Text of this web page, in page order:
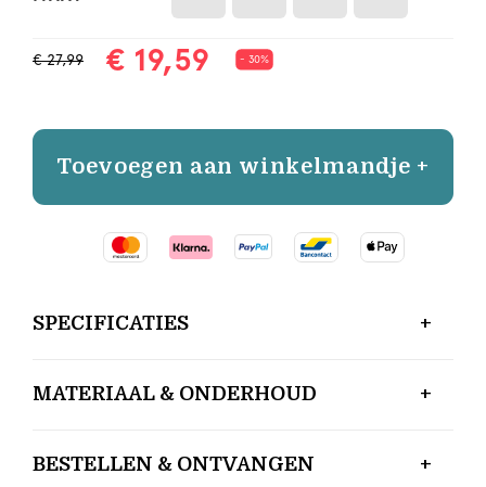
€ 27,99 € 19,59 - 30%
Toevoegen aan winkelmandje +
SPECIFICATIES
MATERIAAL & ONDERHOUD
BESTELLEN & ONTVANGEN